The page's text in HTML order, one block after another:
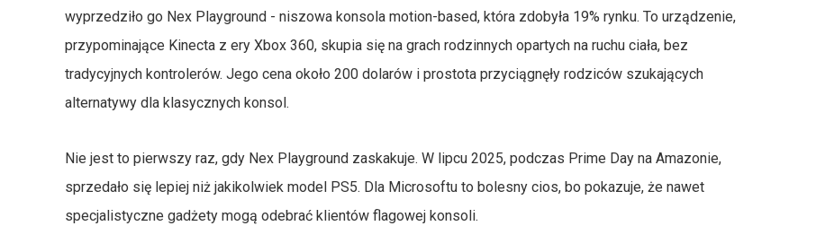
wyprzedziło go Nex Playground - niszowa konsola motion-based, która zdobyła 19% rynku. To urządzenie,
przypominające Kinecta z ery Xbox 360, skupia się na grach rodzinnych opartych na ruchu ciała, bez
tradycyjnych kontrolerów. Jego cena około 200 dolarów i prostota przyciągnęły rodziców szukających
alternatywy dla klasycznych konsol.
Nie jest to pierwszy raz, gdy Nex Playground zaskakuje. W lipcu 2025, podczas Prime Day na Amazonie,
sprzedało się lepiej niż jakikolwiek model PS5. Dla Microsoftu to bolesny cios, bo pokazuje, że nawet
specjalistyczne gadżety mogą odebrać klientów flagowej konsoli.